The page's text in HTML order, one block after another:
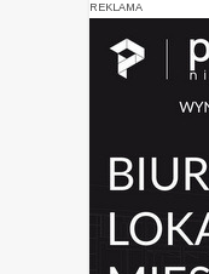
REKLAMA